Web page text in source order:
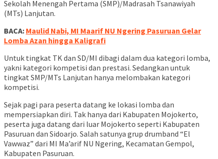
Sekolah Menengah Pertama (SMP)/Madrasah Tsanawiyah
(MTs) Lanjutan.
BACA: Maulid Nabi, MI Maarif NU Ngering Pasuruan Gelar
Lomba Azan hingga Kaligrafi
Untuk tingkat TK dan SD/MI dibagi dalam dua kategori lomba,
yakni kategori kompetisi dan prestasi. Sedangkan untuk
tingkat SMP/MTs Lanjutan hanya melombakan kategori
kompetisi.
Sejak pagi para peserta datang ke lokasi lomba dan
mempersiapkan diri. Tak hanya dari Kabupaten Mojokerto,
peserta juga datang dari luar Mojokerto seperti Kabupaten
Pasuruan dan Sidoarjo. Salah satunya grup drumband “El
Vawwaz” dari MI Ma’arif NU Ngering, Kecamatan Gempol,
Kabupaten Pasuruan.